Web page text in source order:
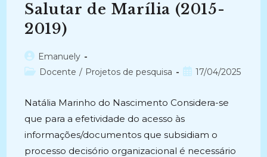
Salutar de Marília (2015-
2019)
Autor
do
Emanuely
Categoria
Docente / Projetos de pesquisa
Post17/04/2025
Natália Marinho do Nascimento Considera-se
que para a efetividade do acesso às
informações/documentos que subsidiam o
processo decisório organizacional é necessário